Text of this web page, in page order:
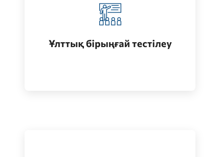
Ұлттық бірыңғай тестілеу
Қазақстанда жоғары білім алу
(бакалавриат)
Өту